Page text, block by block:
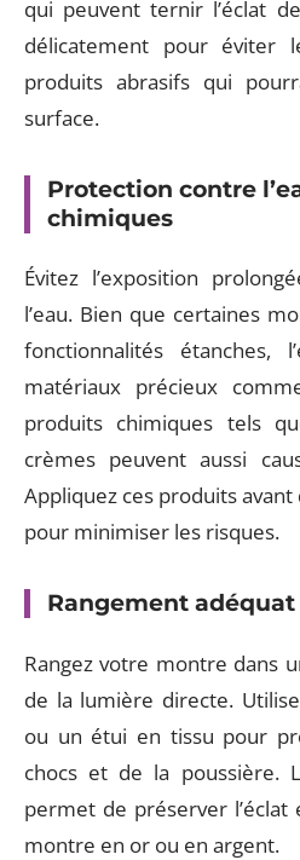
qui peuvent ternir l’éclat
délicatement pour éviter
produits abrasifs qui
surface.
Protection contre
chimiques
Évitez l’exposition
l’eau. Bien que certaines
fonctionnalités étanches,
matériaux précieux
produits chimiques tels
crèmes peuvent aussi
Appliquez ces produits
pour minimiser les risques.
Rangement adéquat
Rangez votre montre dans
de la lumière directe.
ou un étui en tissu pour
chocs et de la poussière.
permet de préserver
montre en or ou en argent.